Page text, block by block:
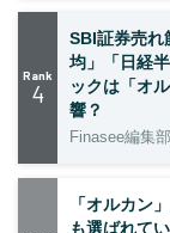
Rank
4
SBI証券売れ
均」「日経
ックは「オ
響？
Finasee編集部
「オルカン
も選ばれて